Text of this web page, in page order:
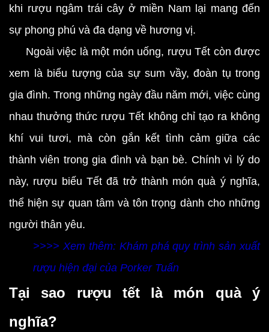
khi rượu ngâm trái cây ở miền Nam lại mang đến
sự phong phú và đa dạng về hương vị.
Ngoài việc là một món uống, rượu Tết còn được
xem là biểu tượng của sự sum vầy, đoàn tụ trong
gia đình. Trong những ngày đầu năm mới, việc cùng
nhau thưởng thức rượu Tết không chỉ tạo ra không
khí vui tươi, mà còn gắn kết tình cảm giữa các
thành viên trong gia đình và bạn bè. Chính vì lý do
này, rượu biếu Tết đã trở thành món quà ý nghĩa,
thể hiện sự quan tâm và tôn trọng dành cho những
người thân yêu.
>>>> Xem thêm: Khám phá quy trình sản xuất
rượu hiện đại của Porker Tuấn
Tại sao rượu tết là món quà ý
nghĩa?